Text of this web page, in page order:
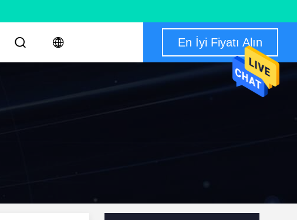
En İyi Fiyatı Alın